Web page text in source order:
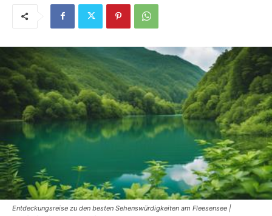
Entdeckungsreise zu den besten Sehenswürdigkeiten am Fleesensee |